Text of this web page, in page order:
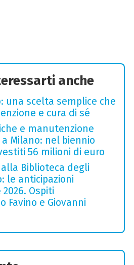
anche
una scelta semplice che
e cura di sé
e manutenzione
Milano: nel biennio
56 milioni di euro
Biblioteca degli
le anticipazioni
Ospiti
Favino e Giovanni